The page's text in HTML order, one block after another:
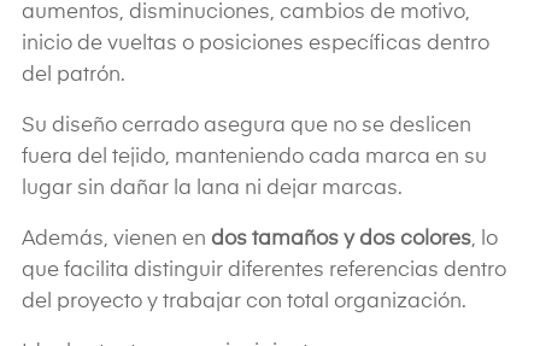
aumentos, disminuciones, cambios de motivo,
inicio de vueltas o posiciones específicas dentro
del patrón.
Su diseño cerrado asegura que no se deslicen
fuera del tejido, manteniendo cada marca en su
lugar sin dañar la lana ni dejar marcas.
Además, vienen en dos tamaños y dos colores, lo
que facilita distinguir diferentes referencias dentro
del proyecto y trabajar con total organización.